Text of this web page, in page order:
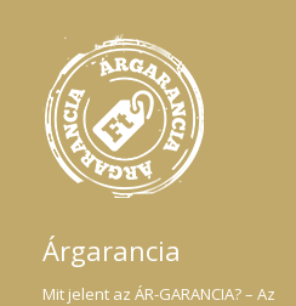
Árgarancia
Mit jelent az ÁR-GARANCIA? – Az